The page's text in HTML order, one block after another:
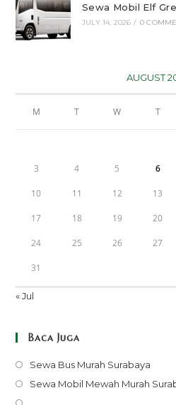
Sewa Mobil Elf
JULY 14, 2026 / 0
AUGUST
M T W T
3 4 5 6
10 11 12 13
17 18 19 20
24 25 26 27
31
« Jul
Baca Juga
Sewa Bus Murah Surabaya
in
Sewa Mobil Mewah Murah